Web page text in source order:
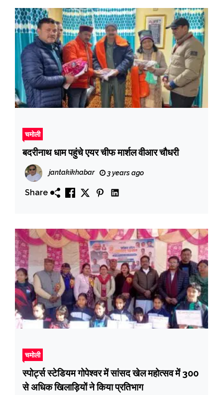
चमोली
बदरीनाथ धाम पहुंचे एयर चीफ मार्शल वीआर चौधरी
jantakikhabar 3 years ago
Share
चमोली
स्पोर्ट्स स्टेडियम गोपेश्वर में सांसद खेल महोत्सव में 300
से अधिक खिलाड़ियों ने किया प्रतिभाग